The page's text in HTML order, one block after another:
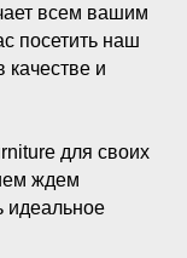
всем вашим
посетить наш
качестве и
для своих
ждем
идеальное